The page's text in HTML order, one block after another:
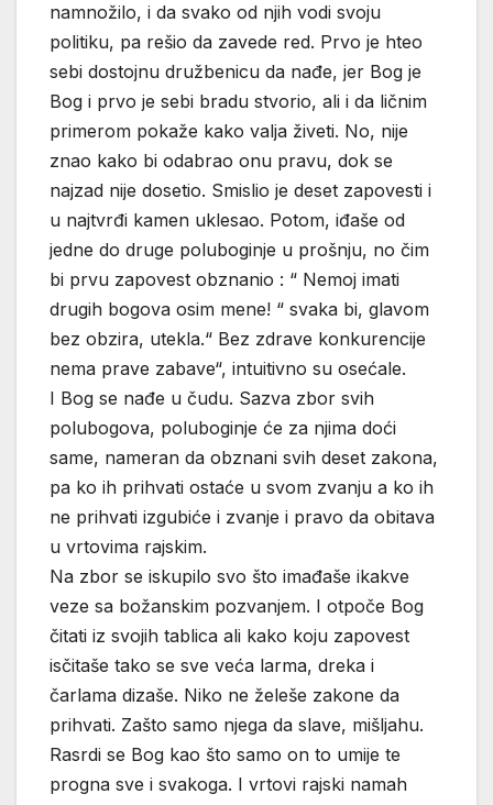
namnožilo, i da svako od njih vodi svoju
politiku, pa rešio da zavede red. Prvo je hteo
sebi dostojnu družbenicu da nađe, jer Bog je
Bog i prvo je sebi bradu stvorio, ali i da ličnim
primerom pokaže kako valja živeti. No, nije
znao kako bi odabrao onu pravu, dok se
najzad nije dosetio. Smislio je deset zapovesti i
u najtvrđi kamen uklesao. Potom, iđaše od
jedne do druge poluboginje u prošnju, no čim
bi prvu zapovest obznanio : “ Nemoj imati
drugih bogova osim mene! “ svaka bi, glavom
bez obzira, utekla.“ Bez zdrave konkurencije
nema prave zabave“, intuitivno su osećale.
I Bog se nađe u čudu. Sazva zbor svih
polubogova, poluboginje će za njima doći
same, nameran da obznani svih deset zakona,
pa ko ih prihvati ostaće u svom zvanju a ko ih
ne prihvati izgubiće i zvanje i pravo da obitava
u vrtovima rajskim.
Na zbor se iskupilo svo što imađaše ikakve
veze sa božanskim pozvanjem. I otpoče Bog
čitati iz svojih tablica ali kako koju zapovest
isčitaše tako se sve veća larma, dreka i
čarlama dizaše. Niko ne želeše zakone da
prihvati. Zašto samo njega da slave, mišljahu.
Rasrdi se Bog kao što samo on to umije te
progna sve i svakoga. I vrtovi rajski namah